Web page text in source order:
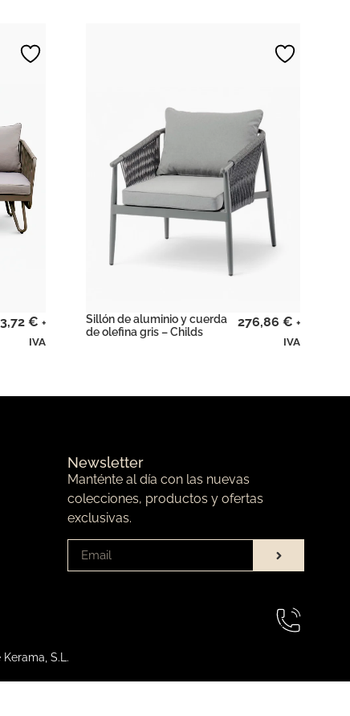
€ +
IVA
Sillón de aluminio y cuerda
de olefina gris – Childs
276,86 € +
IVA
Newsletter
Manténte al día con las nuevas
colecciones, productos y ofertas
exclusivas.
S.L.